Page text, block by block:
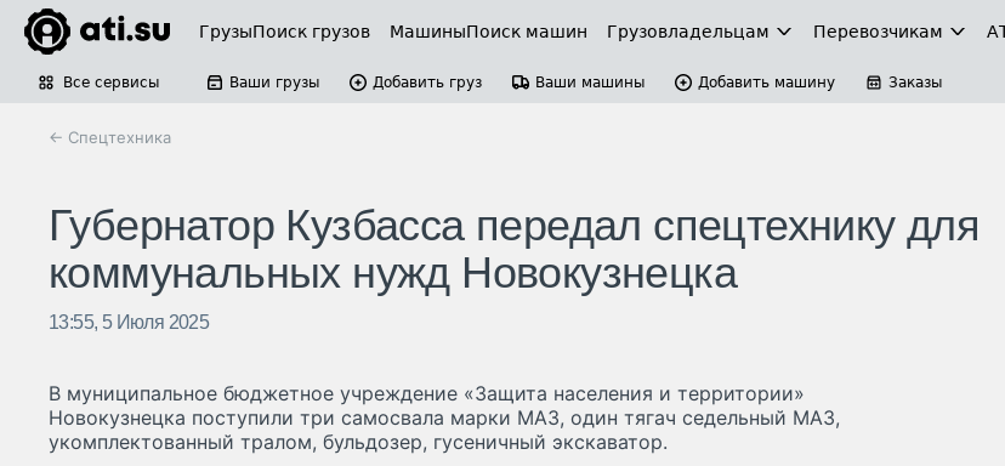
ГрузыПоиск грузов МашиныПоиск машин Грузовладельцам Перевозчикам
Все сервисы Ваши грузы Добавить груз Ваши машины Добавить машину Заказы
← Спецтехника
Губернатор Кузбасса передал спецтехнику для
коммунальных нужд Новокузнецка
13:55, 5 Июля 2025
В муниципальное бюджетное учреждение «Защита населения и территории»
Новокузнецка поступили три самосвала марки МАЗ, один тягач седельный МАЗ,
укомплектованный тралом, бульдозер, гусеничный экскаватор.